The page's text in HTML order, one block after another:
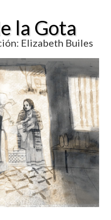
la Gota
Elizabeth Builes